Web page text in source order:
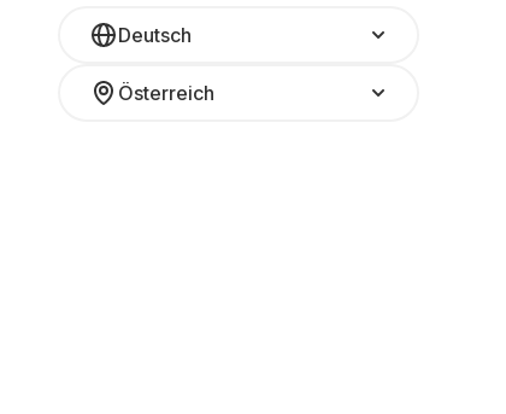
Deutsch
Österreich